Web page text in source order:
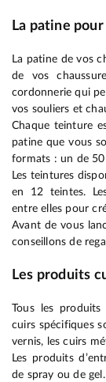
La patine
La patine de vos
de vos
cordonnerie qui
vos souliers et
Chaque teinture
patine que vous
formats : un de
Les teintures
en 12 teintes.
entre elles pour
Avant de vous
conseillons de
Les produits
Tous les
cuirs spécifiques
vernis, les cuirs
Les produits
de spray ou de gel.